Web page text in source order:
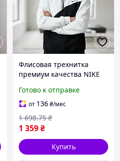
Флисовая трехнитка
премиум качества NIKE
хлопок размеры S-XXL
вышивка логотипа
Готово к отправке
от 136₴/мес
1 359₴
1 698.75 ₴
Купить